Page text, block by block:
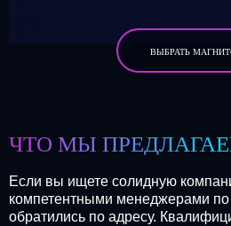
ВЫБРАТЬ
ЧТО МЫ
Если вы ищете солидную
компетентными менеджерами по
обратились по адресу.